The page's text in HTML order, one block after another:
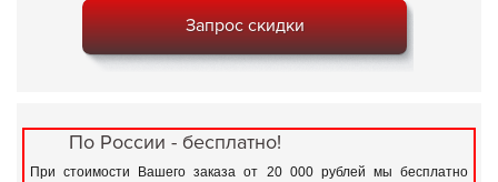
Запрос скидки
По России - бесплатно!
При стоимости Вашего заказа от 20 000 рублей мы бесплатно